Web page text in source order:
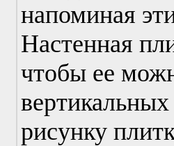
напоминая
Настенная
чтобы ее
рисунку